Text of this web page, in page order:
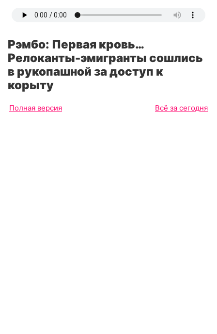
Рэмбо: Первая кровь…
Релоканты-эмигранты сошлись
в рукопашной за доступ к
корыту
Полная версия Всё за сегодня